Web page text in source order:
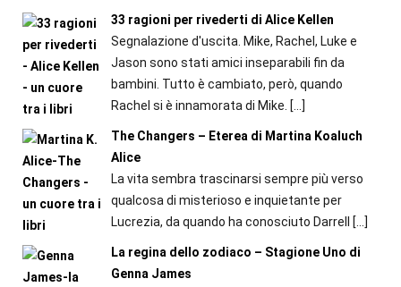
33 ragioni per rivederti di Alice Kellen
Segnalazione d'uscita. Mike, Rachel, Luke e
Jason sono stati amici inseparabili fin da
bambini. Tutto è cambiato, però, quando
Rachel si è innamorata di Mike. […]
The Changers – Eterea di Martina Koaluch
Alice
La vita sembra trascinarsi sempre più verso
qualcosa di misterioso e inquietante per
Lucrezia, da quando ha conosciuto Darrell
[…]
La regina dello zodiaco – Stagione Uno di
Genna James